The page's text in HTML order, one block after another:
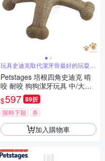
玩具史迪克取代潔牙骨最好的玩耍抗
憂鬱玩具
Petstages 培根四角史迪克 啃
咬 耐咬 狗狗潔牙玩具 中/大型
犬適用 中大型犬
$597 89折
限時下殺 券
加入購物車